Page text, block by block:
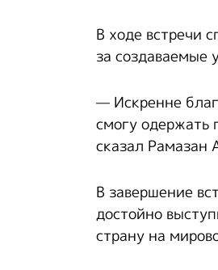
В ходе встречи
за создаваемые
— Искренне
смогу одержать
сказал Рамазан
В завершение
достойно
страну на